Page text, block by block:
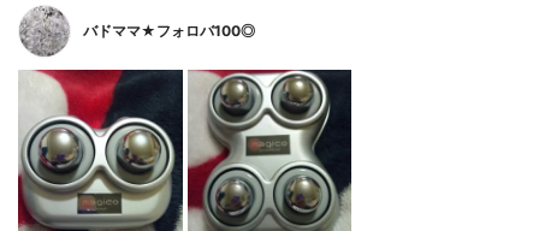
バドママ★フォロバ100◎